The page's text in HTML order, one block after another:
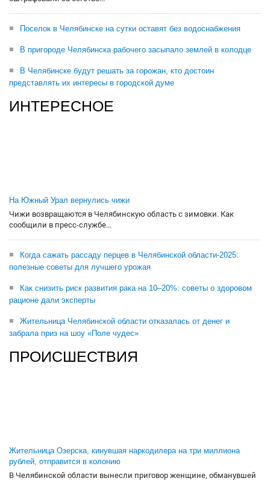
Поселок в Челябинске на сутки оставят без водоснабжения
В пригороде Челябинска рабочего засыпало землей в колодце
В Челябинске будут решать за горожан, кто достоин
представлять их интересы в городской думе
ИНТЕРЕСНОЕ
На Южный Урал вернулись чижи
Чижи возвращаются в Челябинскую область с зимовки. Как
сообщили в пресс-службе...
Когда сажать рассаду перцев в Челябинской области-2025:
полезные советы для лучшего урожая
Как снизить риск развития рака на 10–20%: советы о здоровом
рационе дали эксперты
Жительница Челябинской области отказалась от денег и
забрала приз на шоу «Поле чудес»
ПРОИСШЕСТВИЯ
Жительница Озерска, кинувшая наркодилера на три миллиона
рублей, отправится в колонию
В Челябинской области вынесли приговор женщине, обманувшей